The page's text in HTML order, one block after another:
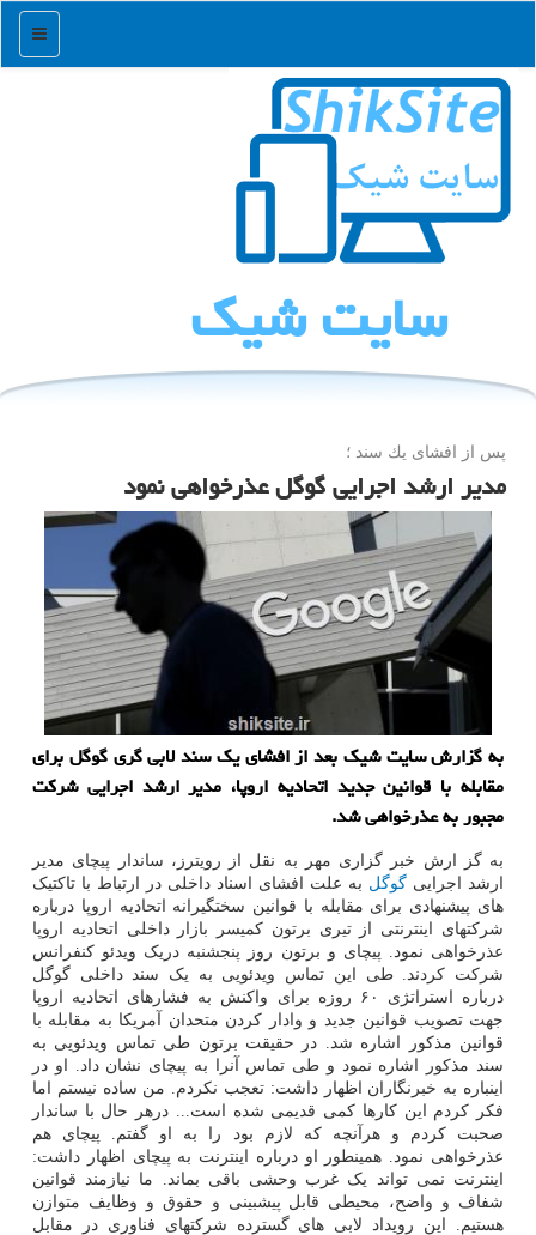
منو
سایت شیك
پس از افشای یك سند ؛
مدیر ارشد اجرایی گوگل عذرخواهی نمود
به گزارش سایت شیك بعد از افشای یك سند لابی گری گوگل برای
مقابله با قوانین جدید اتحادیه اروپا، مدیر ارشد اجرایی شركت
مجبور به عذرخواهی شد.
به گز ارش خبر گزاری مهر به نقل از رویترز، ساندار پیچای مدیر
ارشد اجرایی گوگل به علت افشای اسناد داخلی در ارتباط با تاکتیک
های پیشنهادی برای مقابله با قوانین سختگیرانه اتحادیه اروپا درباره
شرکتهای اینترنتی از تیری برتون کمیسر بازار داخلی اتحادیه اروپا
عذرخواهی نمود. پیچای و برتون روز پنجشنبه دریک ویدئو کنفرانس
شرکت کردند. طی این تماس ویدئویی به یک سند داخلی گوگل
درباره استراتژی ۶۰ روزه برای واکنش به فشارهای اتحادیه اروپا
جهت تصویب قوانین جدید و وادار کردن متحدان آمریکا به مقابله با
قوانین مذکور اشاره شد. در حقیقت برتون طی تماس ویدئویی به
سند مذکور اشاره نمود و طی تماس آنرا به پیچای نشان داد. او در
اینباره به خبرنگاران اظهار داشت: تعجب نکردم. من ساده نیستم اما
فکر کردم این کارها کمی قدیمی شده است... درهر حال با ساندار
صحبت کردم و هرآنچه که لازم بود را به او گفتم. پیچای هم
عذرخواهی نمود. همینطور او درباره اینترنت به پیچای اظهار داشت:
اینترنت نمی تواند یک غرب وحشی باقی بماند. ما نیازمند قوانین
شفاف و واضح، محیطی قابل پیشبینی و حقوق و وظایف متوازن
هستیم. این رویداد لابی های گسترده شرکتهای فناوری در مقابل